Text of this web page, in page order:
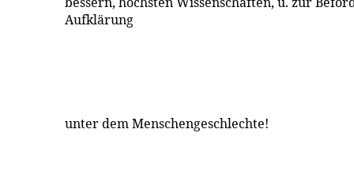
Aufklärung
unter dem Menschengeschlechte!